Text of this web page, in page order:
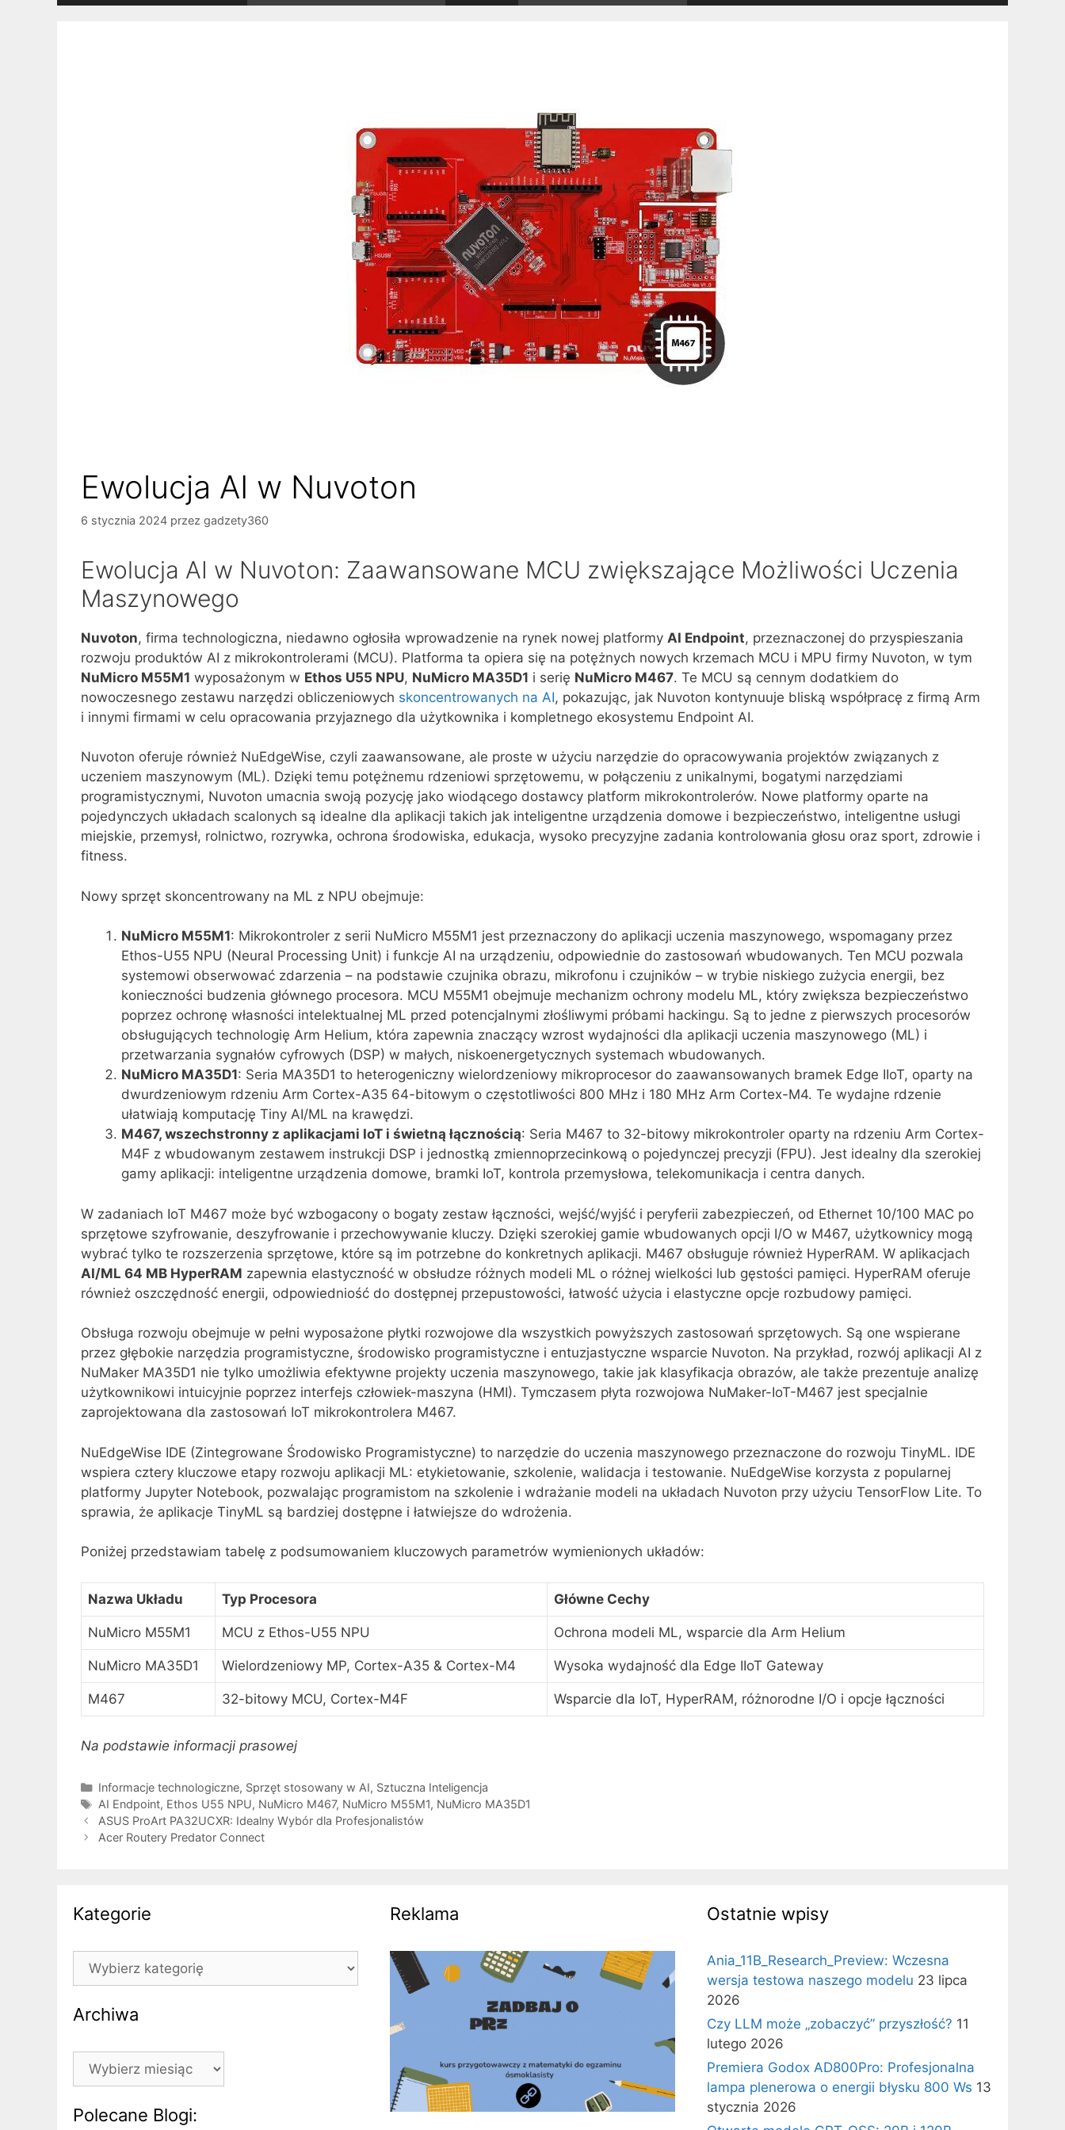
Ewolucja AI w Nuvoton
6 stycznia 2024 przez gadzety360
Ewolucja AI w Nuvoton: Zaawansowane MCU zwiększające Możliwości Uczenia
Maszynowego
Nuvoton, firma technologiczna, niedawno ogłosiła wprowadzenie na rynek nowej platformy AI Endpoint, przeznaczonej do przyspieszania
rozwoju produktów AI z mikrokontrolerami (MCU). Platforma ta opiera się na potężnych nowych krzemach MCU i MPU firmy Nuvoton, w tym
NuMicro M55M1 wyposażonym w Ethos U55 NPU, NuMicro MA35D1 i serię NuMicro M467. Te MCU są cennym dodatkiem do
nowoczesnego zestawu narzędzi obliczeniowych skoncentrowanych na AI, pokazując, jak Nuvoton kontynuuje bliską współpracę z firmą Arm
i innymi firmami w celu opracowania przyjaznego dla użytkownika i kompletnego ekosystemu Endpoint AI.
Nuvoton oferuje również NuEdgeWise, czyli zaawansowane, ale proste w użyciu narzędzie do opracowywania projektów związanych z
uczeniem maszynowym (ML). Dzięki temu potężnemu rdzeniowi sprzętowemu, w połączeniu z unikalnymi, bogatymi narzędziami
programistycznymi, Nuvoton umacnia swoją pozycję jako wiodącego dostawcy platform mikrokontrolerów. Nowe platformy oparte na
pojedynczych układach scalonych są idealne dla aplikacji takich jak inteligentne urządzenia domowe i bezpieczeństwo, inteligentne usługi
miejskie, przemysł, rolnictwo, rozrywka, ochrona środowiska, edukacja, wysoko precyzyjne zadania kontrolowania głosu oraz sport, zdrowie i
fitness.
Nowy sprzęt skoncentrowany na ML z NPU obejmuje:
NuMicro M55M1: Mikrokontroler z serii NuMicro M55M1 jest przeznaczony do aplikacji uczenia maszynowego, wspomagany przez
Ethos-U55 NPU (Neural Processing Unit) i funkcje AI na urządzeniu, odpowiednie do zastosowań wbudowanych. Ten MCU pozwala
systemowi obserwować zdarzenia – na podstawie czujnika obrazu, mikrofonu i czujników – w trybie niskiego zużycia energii, bez
konieczności budzenia głównego procesora. MCU M55M1 obejmuje mechanizm ochrony modelu ML, który zwiększa bezpieczeństwo
poprzez ochronę własności intelektualnej ML przed potencjalnymi złośliwymi próbami hackingu. Są to jedne z pierwszych procesorów
obsługujących technologię Arm Helium, która zapewnia znaczący wzrost wydajności dla aplikacji uczenia maszynowego (ML) i
przetwarzania sygnałów cyfrowych (DSP) w małych, niskoenergetycznych systemach wbudowanych.
NuMicro MA35D1: Seria MA35D1 to heterogeniczny wielordzeniowy mikroprocesor do zaawansowanych bramek Edge IIoT, oparty na
dwurdzeniowym rdzeniu Arm Cortex-A35 64-bitowym o częstotliwości 800 MHz i 180 MHz Arm Cortex-M4. Te wydajne rdzenie
ułatwiają komputację Tiny AI/ML na krawędzi.
M467, wszechstronny z aplikacjami IoT i świetną łącznością: Seria M467 to 32-bitowy mikrokontroler oparty na rdzeniu Arm Cortex-
M4F z wbudowanym zestawem instrukcji DSP i jednostką zmiennoprzecinkową o pojedynczej precyzji (FPU). Jest idealny dla szerokiej
gamy aplikacji: inteligentne urządzenia domowe, bramki IoT, kontrola przemysłowa, telekomunikacja i centra danych.
W zadaniach IoT M467 może być wzbogacony o bogaty zestaw łączności, wejść/wyjść i peryferii zabezpieczeń, od Ethernet 10/100 MAC po
sprzętowe szyfrowanie, deszyfrowanie i przechowywanie kluczy. Dzięki szerokiej gamie wbudowanych opcji I/O w M467, użytkownicy mogą
wybrać tylko te rozszerzenia sprzętowe, które są im potrzebne do konkretnych aplikacji. M467 obsługuje również HyperRAM. W aplikacjach
AI/ML 64 MB HyperRAM zapewnia elastyczność w obsłudze różnych modeli ML o różnej wielkości lub gęstości pamięci. HyperRAM oferuje
również oszczędność energii, odpowiedniość do dostępnej przepustowości, łatwość użycia i elastyczne opcje rozbudowy pamięci.
Obsługa rozwoju obejmuje w pełni wyposażone płytki rozwojowe dla wszystkich powyższych zastosowań sprzętowych. Są one wspierane
przez głębokie narzędzia programistyczne, środowisko programistyczne i entuzjastyczne wsparcie Nuvoton. Na przykład, rozwój aplikacji AI z
NuMaker MA35D1 nie tylko umożliwia efektywne projekty uczenia maszynowego, takie jak klasyfikacja obrazów, ale także prezentuje analizę
użytkownikowi intuicyjnie poprzez interfejs człowiek-maszyna (HMI). Tymczasem płyta rozwojowa NuMaker-IoT-M467 jest specjalnie
zaprojektowana dla zastosowań IoT mikrokontrolera M467.
NuEdgeWise IDE (Zintegrowane Środowisko Programistyczne) to narzędzie do uczenia maszynowego przeznaczone do rozwoju TinyML. IDE
wspiera cztery kluczowe etapy rozwoju aplikacji ML: etykietowanie, szkolenie, walidacja i testowanie. NuEdgeWise korzysta z popularnej
platformy Jupyter Notebook, pozwalając programistom na szkolenie i wdrażanie modeli na układach Nuvoton przy użyciu TensorFlow Lite. To
sprawia, że aplikacje TinyML są bardziej dostępne i łatwiejsze do wdrożenia.
Poniżej przedstawiam tabelę z podsumowaniem kluczowych parametrów wymienionych układów:
Nazwa Układu Typ Procesora Główne Cechy
NuMicro M55M1 MCU z Ethos-U55 NPU Ochrona modeli ML, wsparcie dla Arm Helium
NuMicro MA35D1 Wielordzeniowy MP, Cortex-A35 & Cortex-M4 Wysoka wydajność dla Edge IIoT Gateway
M467 32-bitowy MCU, Cortex-M4F Wsparcie dla IoT, HyperRAM, różnorodne I/O i opcje łączności
Na podstawie informacji prasowej
Kategorie
Informacje technologiczne, Sprzęt stosowany w AI, Sztuczna Inteligencja
Tagi
AI Endpoint, Ethos U55 NPU, NuMicro M467, NuMicro M55M1, NuMicro MA35D1
ASUS ProArt PA32UCXR: Idealny Wybór dla Profesjonalistów
Acer Routery Predator Connect
Kategorie
Kategorie
Archiwa
Archiwa
Polecane Blogi:
Reklama Ostatnie wpisy
Ania_11B_Research_Preview: Wczesna
wersja testowa naszego modelu 23 lipca
2026
Czy LLM może „zobaczyć” przyszłość? 11
lutego 2026
Premiera Godox AD800Pro: Profesjonalna
lampa plenerowa o energii błysku 800 Ws 13
stycznia 2026